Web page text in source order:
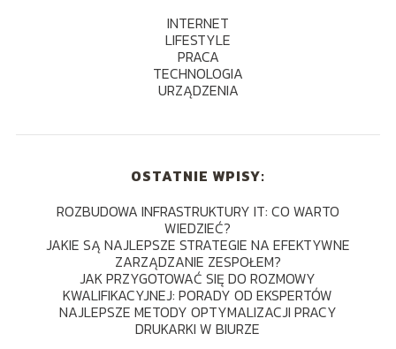
INTERNET
LIFESTYLE
PRACA
TECHNOLOGIA
URZĄDZENIA
OSTATNIE WPISY:
ROZBUDOWA INFRASTRUKTURY IT: CO WARTO
WIEDZIEĆ?
JAKIE SĄ NAJLEPSZE STRATEGIE NA EFEKTYWNE
ZARZĄDZANIE ZESPOŁEM?
JAK PRZYGOTOWAĆ SIĘ DO ROZMOWY
KWALIFIKACYJNEJ: PORADY OD EKSPERTÓW
NAJLEPSZE METODY OPTYMALIZACJI PRACY
DRUKARKI W BIURZE